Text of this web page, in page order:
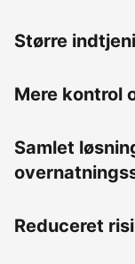
Større
Mere kontrol
Samlet
Reduceret